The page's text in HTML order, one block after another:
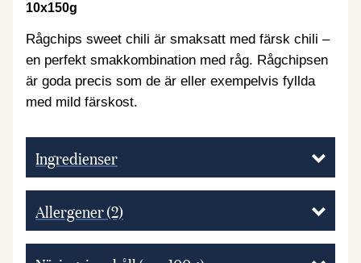
10x150g
Rågchips sweet chili är smaksatt med färsk chili –
en perfekt smakkombination med råg. Rågchipsen
är goda precis som de är eller exempelvis fyllda
med mild färskost.
Ingredienser
Allergener(2)